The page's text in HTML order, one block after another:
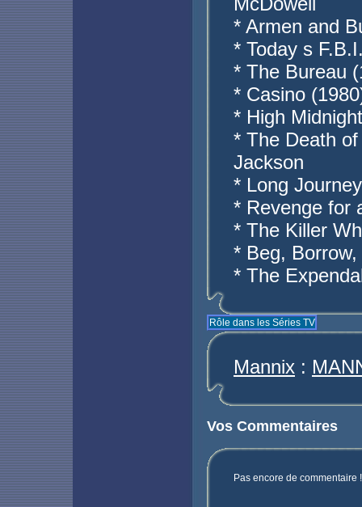
* Armen and
* Today s
* The Bureau
* Casino
* High
* The Death
Jackson
* Long
* Revenge for
* The Killer
* Beg,
* The
Rôle dans les Séries TV
Mannix :
Vos Commentaires
Pas encore de commentaire